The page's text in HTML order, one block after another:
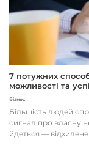
7 потужних
можливості та
Бізнес
Більшість людей
сигнал про власну
йдеться —